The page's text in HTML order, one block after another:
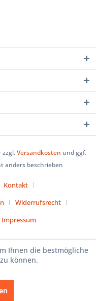
zzgl.Versandkosten und ggf.
anders beschrieben
Kontakt
Widerrufsrecht
Impressum
Ihnen die bestmögliche
können.